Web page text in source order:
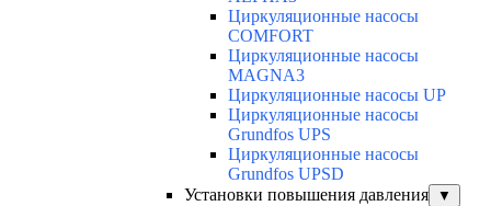
Циркуляционные насосы
COMFORT
Циркуляционные насосы
MAGNA3
Циркуляционные насосы UP
Циркуляционные насосы
Grundfos UPS
Циркуляционные насосы
Grundfos UPSD
Установки повышения давления
▼